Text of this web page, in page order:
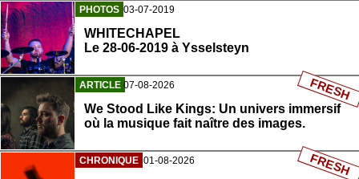
PHOTOS 03-07-2019
WHITECHAPEL
Le 28-06-2019 à Ysselsteyn
ARTICLE 07-08-2026
We Stood Like Kings: Un univers immersif
où la musique fait naître des images.
FRESH
CHRONIQUE 01-08-2026 FRESH